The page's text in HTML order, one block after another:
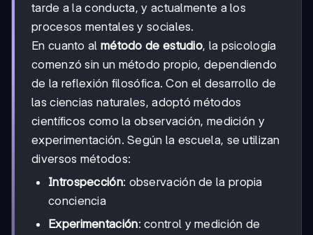
tarde a la conducta, y actualmente a los
procesos mentales y sociales.
En cuanto al método de estudio, la psicología
comenzó sin un método propio, dependiendo
de la reflexión filosófica. Con el desarrollo de
las ciencias naturales, adoptó métodos
científicos como la observación, medición y
experimentación. Según la escuela, se utilizan
diversos métodos:
Introspección: observación de la propia
conciencia
Experimentación: control y medición de